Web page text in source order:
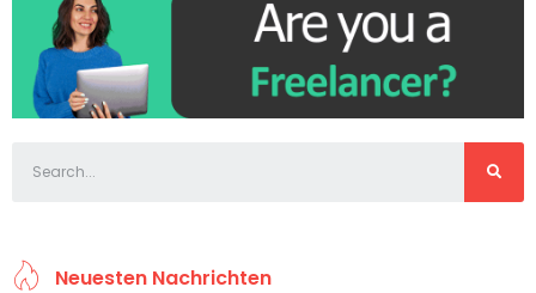
Neuesten Nachrichten